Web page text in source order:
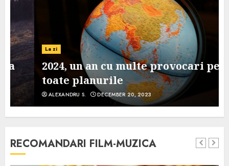
La zi
2024, un an cu multe provocari pe
toate planurile
ALEXANDRU S. DECEMBER 20, 2023
RECOMANDARI FILM-MUZICA